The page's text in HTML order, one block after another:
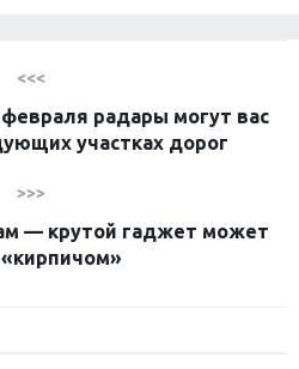
<<<
февраля радары могут вас
участках дорог
>>>
— крутой гаджет может
«кирпичом»